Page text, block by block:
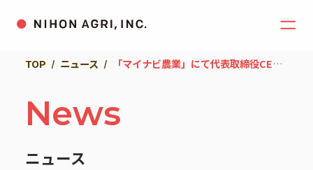
TOP ニュース 「マイナビ農業」にて代表取締役CEO 内藤のインタビュー記事が掲載されました
News
ニュース